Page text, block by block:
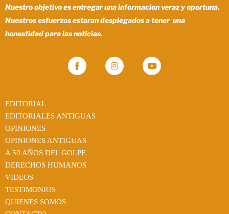
Nuestro objetivo es entregar una informacion veraz y oportuna.
Nuestros esfuerzos estaran desplegados a tener una
honestidad para las noticias.
EDITORIAL
EDITORIALES ANTIGUAS
OPINIONES
OPINIONES ANTIGUAS
A 50 AÑOS DEL GOLPE
DERECHOS HUMANOS
VIDEOS
TESTIMONIOS
QUIENES SOMOS